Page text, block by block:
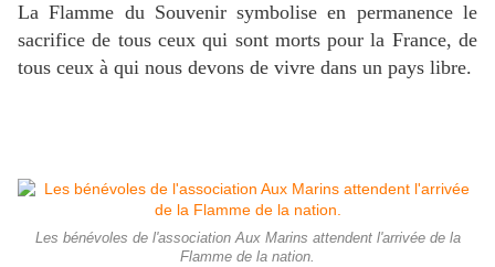
La Flamme du Souvenir symbolise en permanence le
sacrifice de tous ceux qui sont morts pour la France, de
tous ceux à qui nous devons de vivre dans un pays libre.
Les bénévoles de l'association Aux Marins attendent l'arrivée de la
Flamme de la nation.